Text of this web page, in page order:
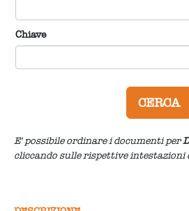
Chiave
E' possibile ordinare i documenti per
cliccando sulle rispettive intestazioni